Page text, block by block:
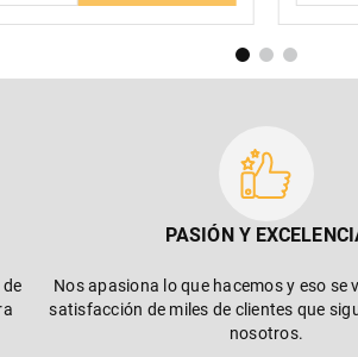
PASIÓN Y
Nos apasiona lo que hacemos y eso se
satisfacción de miles de clientes que
nosotros.